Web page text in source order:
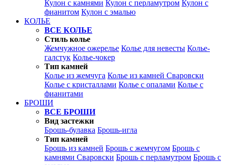
Кулон с камнями Кулон с перламутром Кулон с
фианитом Кулон с эмалью
КОЛЬЕ
ВСЕ КОЛЬЕ
Стиль колье
Жемчужное ожерелье Колье для невесты Колье-
галстук Колье-чокер
Тип камней
Колье из жемчуга Колье из камней Сваровски
Колье с кристаллами Колье с опалами Колье с
фианитами
БРОШИ
ВСЕ БРОШИ
Вид застежки
Брошь-булавка Брошь-игла
Тип камней
Брошь из камней Брошь с жемчугом Брошь с
камнями Сваровски Брошь с перламутром Брошь с